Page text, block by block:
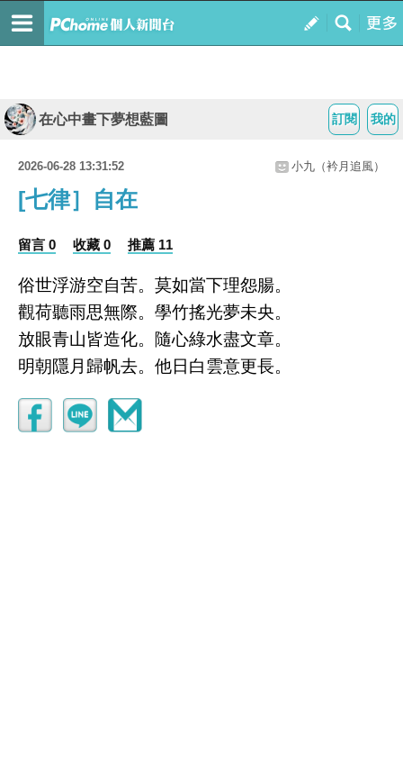
我的
訂閱
在心中畫下夢想藍圖
2026-06-28 13:31:52 小九（衿月追風）
[七律］自在
留言 0 收藏 0 推薦 11
俗世浮游空自苦。莫如當下理怨腸。
觀荷聽雨思無際。學竹搖光夢未央。
放眼青山皆造化。隨心綠水盡文章。
明朝隱月歸帆去。他日白雲意更長。